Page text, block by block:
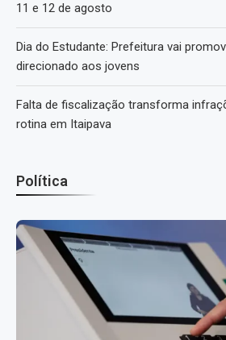
11 e 12 de agosto
Dia do Estudante: Prefeitura vai
direcionado aos jovens
Falta de fiscalização transforma
rotina em Itaipava
Política